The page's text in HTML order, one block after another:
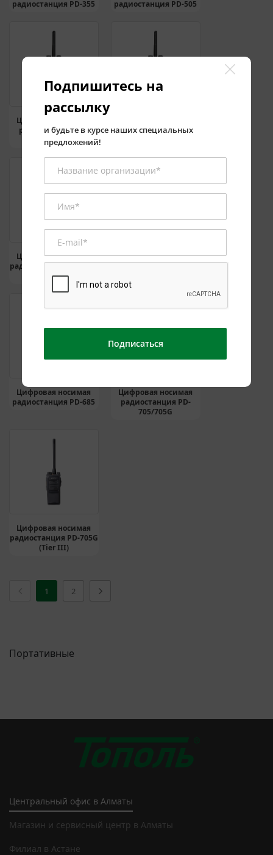
радиостанция PD-355 радиостанция PD-505
Цифровая носимая
радиостанция PD-
605/PD-605G
радиостанция PD-605
Цифровая носимая
радиостанция PD-605G
(DMR Tier III)
Цифровая носимая
радиостанция PD-
Цифровая носимая
радиостанция PD-685
Цифровая носимая
радиостанция PD-
705/705G
Цифровая носимая
радиостанция PD-705G
(Tier III)
1 2
Портативные
Центральный офис в Алматы
Магазин и сервисный центр в Алматы
Филиал в Астане
Подпишитесь на
рассылку
и будьте в курсе наших специальных
предложений!
Подписаться